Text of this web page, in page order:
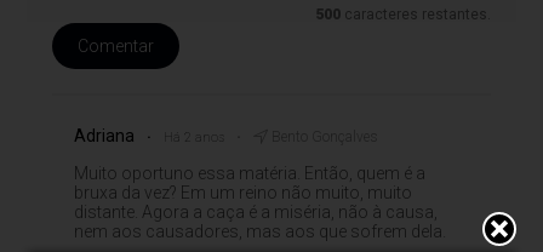
500 caracteres restantes.
Comentar
Adriana Há 2 anos
Muito oportuno essa matéria. Então, quem é a
bruxa da vez? Em um reino não muito, muito
distante. Agora a caça é a miséria, não à causa,
nem aos causadores, mas aos que sofrem dela.